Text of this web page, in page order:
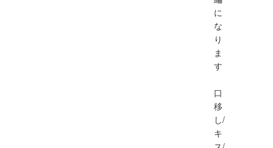
に
な
り
ま
す
口
移
し/
キ